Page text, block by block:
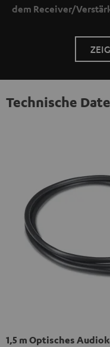
dem Receiver/
Technische
1,5 m Optisches